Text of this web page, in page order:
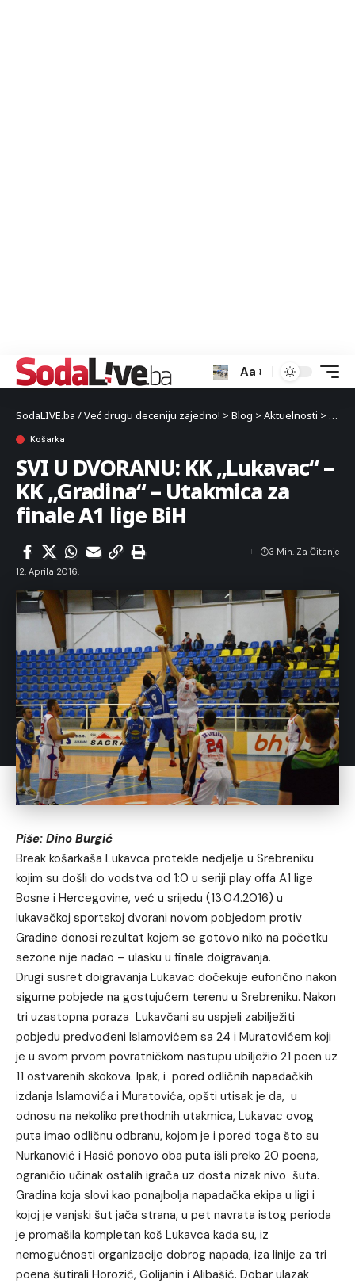
Aa
SodaLIVE.ba / Već drugu deceniju zajedno! > Blog > Aktuelnosti > Sport
Košarka
SVI U DVORANU: KK „Lukavac“ –
KK „Gradina“ – Utakmica za
finale A1 lige BiH
12. Aprila 2016.
3 Min. Za Čitanje
Piše: Dino Burgić
Break košarkaša Lukavca protekle nedjelje u Srebreniku
kojim su došli do vodstva od 1:0 u seriji play offa A1 lige
Bosne i Hercegovine, već u srijedu (13.04.2016) u
lukavačkoj sportskoj dvorani novom pobjedom protiv
Gradine donosi rezultat kojem se gotovo niko na početku
sezone nije nadao – ulasku u finale doigravanja.
Drugi susret doigravanja Lukavac dočekuje euforično nakon
sigurne pobjede na gostujućem terenu u Srebreniku. Nakon
tri uzastopna poraza Lukavčani su uspjeli zabilježiti
pobjedu predvođeni Islamovićem sa 24 i Muratovićem koji
je u svom prvom povratničkom nastupu ubilježio 21 poen uz
11 ostvarenih skokova. Ipak, i pored odličnih napadačkih
izdanja Islamovića i Muratovića, opšti utisak je da, u
odnosu na nekoliko prethodnih utakmica, Lukavac ovog
puta imao odličnu odbranu, kojom je i pored toga što su
Nurkanović i Hasić ponovo oba puta išli preko 20 poena,
ograničio učinak ostalih igrača uz dosta nizak nivo šuta.
Gradina koja slovi kao ponajbolja napadačka ekipa u ligi i
kojoj je vanjski šut jača strana, u pet navrata istog perioda
je promašila kompletan koš Lukavca kada su, iz
nemogućnosti organizacije dobrog napada, iza linije za tri
poena šutirali Horozić, Golijanin i Alibašić. Dobar ulazak